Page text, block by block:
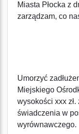
Miasta Płocka z
zarządzam, co
Umorzyć
Miejskiego
wysokości xxx
świadczenia w
wyrównawczego.